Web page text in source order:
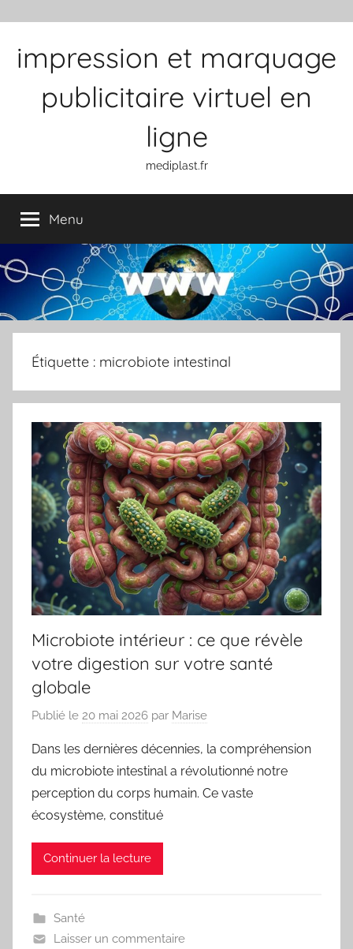
impression et marquage
publicitaire virtuel en
ligne
mediplast.fr
Menu
Étiquette : microbiote intestinal
Microbiote intérieur : ce que révèle
votre digestion sur votre santé
globale
Publié le 20 mai 2026 par Marise
Dans les dernières décennies, la compréhension
du microbiote intestinal a révolutionné notre
perception du corps humain. Ce vaste
écosystème, constitué
Continuer la lecture
Santé
Laisser un commentaire